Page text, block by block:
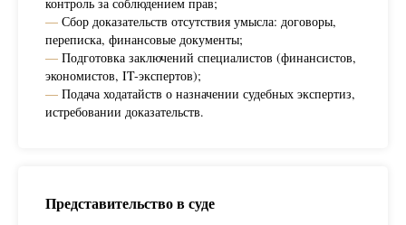
— Сбор доказательств отсутствия умысла: договоры,
переписка, финансовые документы;
— Подготовка заключений специалистов (финансистов,
экономистов, IT-экспертов);
— Подача ходатайств о назначении судебных экспертиз,
истребовании доказательств.
Представительство в суде